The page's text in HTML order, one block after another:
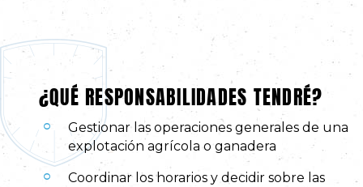
¿QUÉ RESPONSABILIDADES TENDRÉ?
Gestionar las operaciones generales de una
explotación agrícola o ganadera
Coordinar los horarios y decidir sobre las